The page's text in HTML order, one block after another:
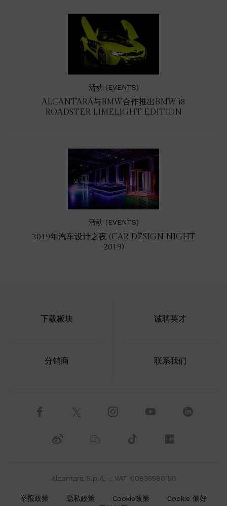
活动 (EVENTS)
ALCANTARA与BMW合作推出BMW i8
ROADSTER LIMELIGHT EDITION
活动 (EVENTS)
2019年汽车设计之夜 (CAR DESIGN NIGHT
2019)
下载板块 诚聘英才
分销商 联系我们
Alcantara S.p.A. - VAT 00835580150
举报政策 隐私政策 Cookie政策
Cookie 偏好